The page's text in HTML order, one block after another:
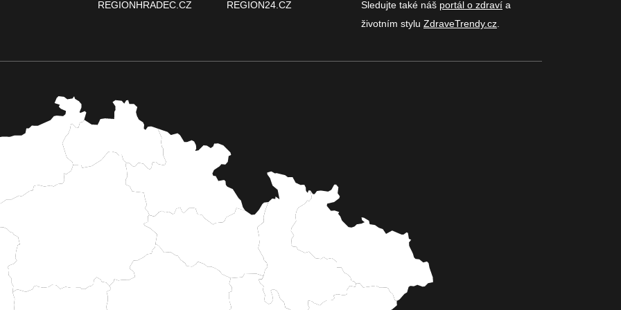
REGIONHRADEC.CZ REGION24.CZ Sledujte také náš portál o zdraví a
životním stylu ZdraveTrendy.cz